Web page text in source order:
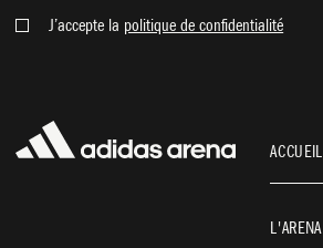
J’accepte la politique de confidentialité
ACCUEIL
L'ARENA